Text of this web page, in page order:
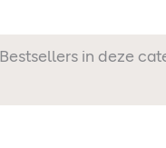
Bestsellers in deze